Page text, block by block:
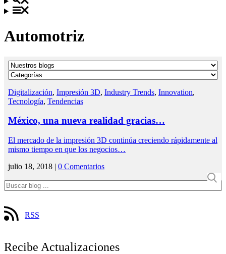
Automotriz
Digitalización, Impresión 3D, Industry Trends, Innovation,
Tecnología, Tendencias
México, una nueva realidad gracias…
El mercado de la impresión 3D continúa creciendo rápidamente al
mismo tiempo en que los negocios…
julio 18, 2018 | 0 Comentarios
RSS
Recibe Actualizaciones